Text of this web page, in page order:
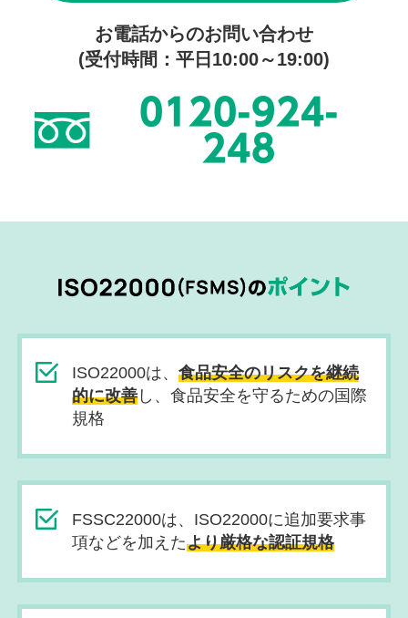
お電話からのお問い合わせ
(受付時間：平日10:00～19:00)
0120-924-
248
ISO22000は、 食品安全のリスクを継続
的に改善し、食品安全を守るための国際
規格
FSSC22000は、ISO22000に追加要求事
項などを加えたより厳格な認証規格